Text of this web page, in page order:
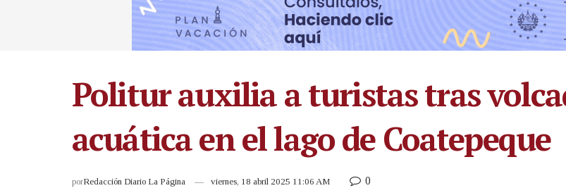
Politur auxilia a turistas tras
acuática en el lago de Coatepeque
porRedacción Diario La Página viernes, 18 abril 2025 11:06 AM 0